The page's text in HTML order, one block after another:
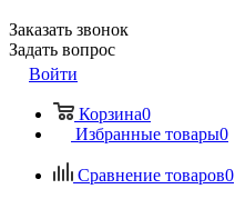
Заказать звонок
Задать вопрос
Войти
Корзина0
Избранные товары0
Сравнение товаров0